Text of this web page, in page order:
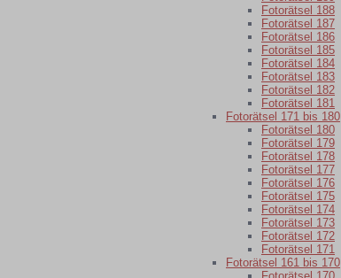
Fotorätsel 188
Fotorätsel 187
Fotorätsel 186
Fotorätsel 185
Fotorätsel 184
Fotorätsel 183
Fotorätsel 182
Fotorätsel 181
Fotorätsel 171 bis 180
Fotorätsel 180
Fotorätsel 179
Fotorätsel 178
Fotorätsel 177
Fotorätsel 176
Fotorätsel 175
Fotorätsel 174
Fotorätsel 173
Fotorätsel 172
Fotorätsel 171
Fotorätsel 161 bis 170